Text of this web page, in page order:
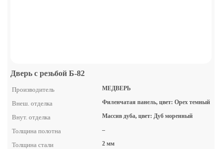
Дверь с резьбой Б-82
Производитель МЕДВЕРЬ
Внеш. отделка Филенчатая панель, цвет: Орех темный
Внут. отделка Массив дуба, цвет: Дуб моренный
Толщина полотна –
Толщина стали 2 мм